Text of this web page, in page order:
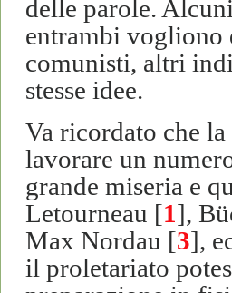
delle parole.
entrambi vogliono
comunisti, altri
stesse idee.
Va ricordato che la
lavorare un
grande miseria e
Letourneau [1],
Max Nordau [3],
il proletariato